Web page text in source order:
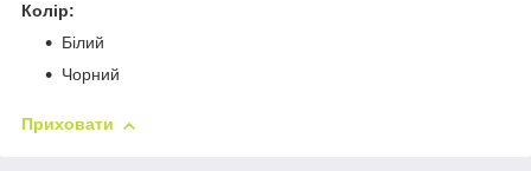
Колір:
Білий
Чорний
Приховати